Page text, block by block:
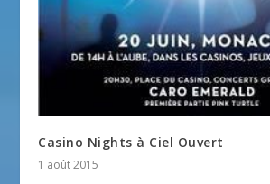
Casino Nights à Ciel Ouvert
1 août 2015